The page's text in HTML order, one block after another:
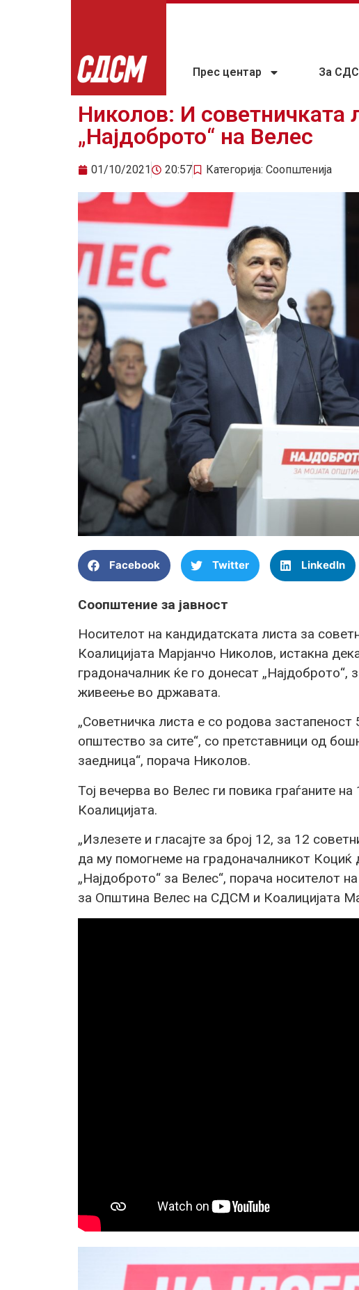
Прес центар За
Николов: И советничката
„Најдоброто“ на Велес
01/10/2021 20:57 Категорија: Соопштенија
Facebook Twitter LinkedIn
Соопштение за јавност
Носителот на кандидатската листа за
Коалицијата Марјанчо Николов, истакна
градоначалник ќе го донесат
живеење во државата.
„Советничка листа е со родова
општество за сите“, со претставници од
заедница“, порача Николов.
Тој вечерва во Велес ги повика граѓаните
Коалицијата.
„Излезете и гласајте за број 12, за 12
да му помогнеме на градоначалникот Коциќ
„Најдоброто“ за Велес“, порача носителот
за Општина Велес на СДСМ и Коалицијата